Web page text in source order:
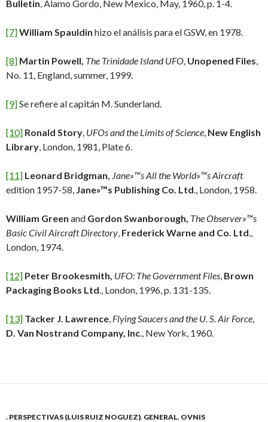
Bulletin, Alamo Gordo, New Mexico, May, 1960, p. 1-4.
[7]William Spauldin hizo el análisis para el GSW, en 1978.
[8] Martin Powell, The Trinidade Island UFO, Unopened Files,
No. 11, England, summer, 1999.
[9]Se refiere al capitán M. Sunderland.
[10] Ronald Story, UFOs and the Limits of Science, New English
Library, London, 1981, Plate 6.
[11] Leonard Bridgman, Jane»™s All the World»™s Aircraft
edition 1957-58, Jane»™s Publishing Co. Ltd., London, 1958.
William Green and Gordon Swanborough, The Observer»™s
Basic Civil Aircraft Directory, Frederick Warne and Co. Ltd.,
London, 1974.
[12] Peter Brookesmith, UFO: The Government Files, Brown
Packaging Books Ltd., London, 1996, p. 131-135.
[13] Tacker J. Lawrence, Flying Saucers and the U. S. Air Force,
D. Van Nostrand Company, Inc., New York, 1960.
. PERSPECTIVAS (LUIS RUIZ NOGUEZ), GENERAL, OVNIS